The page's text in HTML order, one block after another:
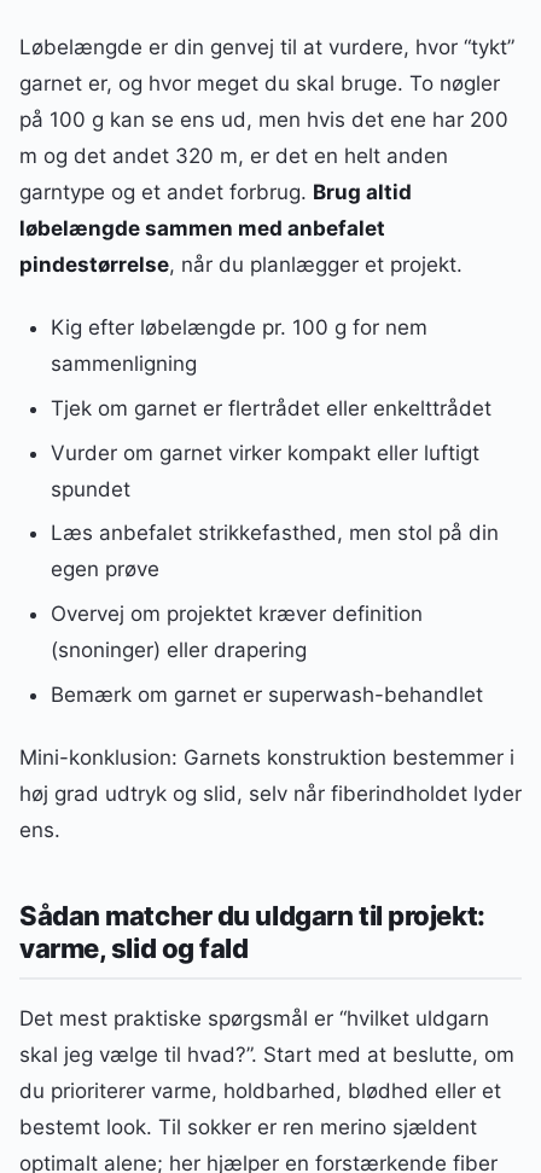
Løbelængde er din genvej til at vurdere, hvor “tykt”
garnet er, og hvor meget du skal bruge. To nøgler
på 100 g kan se ens ud, men hvis det ene har 200
m og det andet 320 m, er det en helt anden
garntype og et andet forbrug. Brug altid
løbelængde sammen med anbefalet
pindestørrelse, når du planlægger et projekt.
Kig efter løbelængde pr. 100 g for nem
sammenligning
Tjek om garnet er flertrådet eller enkelttrådet
Vurder om garnet virker kompakt eller luftigt
spundet
Læs anbefalet strikkefasthed, men stol på din
egen prøve
Overvej om projektet kræver definition
(snoninger) eller drapering
Bemærk om garnet er superwash-behandlet
Mini-konklusion: Garnets konstruktion bestemmer i
høj grad udtryk og slid, selv når fiberindholdet lyder
ens.
Sådan matcher du uldgarn til projekt:
varme, slid og fald
Det mest praktiske spørgsmål er “hvilket uldgarn
skal jeg vælge til hvad?”. Start med at beslutte, om
du prioriterer varme, holdbarhed, blødhed eller et
bestemt look. Til sokker er ren merino sjældent
optimalt alene; her hjælper en forstærkende fiber